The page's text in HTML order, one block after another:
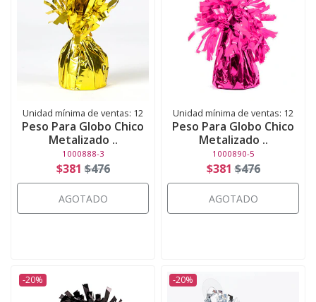
Unidad mínima de ventas: 12
Peso Para Globo Chico
Metalizado ..
1000888-3
$381 $476
AGOTADO
Unidad mínima de ventas: 12
Peso Para Globo Chico
Metalizado ..
1000890-5
$381 $476
AGOTADO
-20% -20%